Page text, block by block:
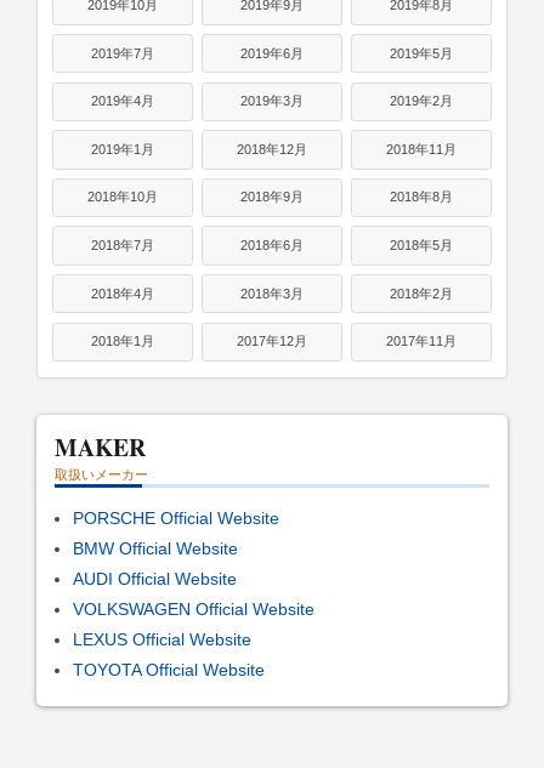
2019年10月 2019年9月 2019年8月
2019年7月 2019年6月 2019年5月
2019年4月 2019年3月 2019年2月
2019年1月 2018年12月 2018年11月
2018年10月 2018年9月 2018年8月
2018年7月 2018年6月 2018年5月
2018年4月 2018年3月 2018年2月
2018年1月 2017年12月 2017年11月
MAKER
取扱いメーカー
PORSCHE Official Website
BMW Official Website
AUDI Official Website
VOLKSWAGEN Official Website
LEXUS Official Website
TOYOTA Official Website